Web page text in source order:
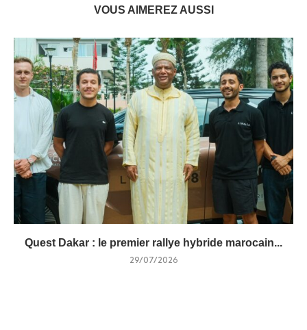
VOUS AIMEREZ AUSSI
Quest Dakar : le premier rallye hybride marocain...
29/07/2026